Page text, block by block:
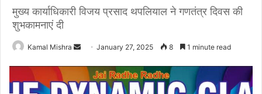
मुख्य कार्याधिकारी विजय प्रसाद थपलियाल ने गणतंत्र दिवस की
शुभकामनाएं दी
Kamal Mishra
Send
email
January 27, 2025 8 1 minute read